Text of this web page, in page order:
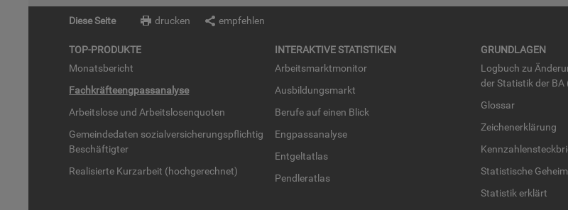
Diese Seite drucken empfehlen
TOP-PRO­DUK­TE
Mo­nats­be­richt
Fach­kräf­te­eng­pass­ana­ly­se
Ar­beits­lo­se und Ar­beits­lo­sen­quo­ten
Ge­mein­de­da­ten so­zi­al­ver­si­che­rungs­pflich­tig
Be­schäf­tig­ter
Rea­li­sier­te Kurz­ar­beit (hoch­ge­rech­net)
IN­TER­AK­TI­VE STA­TIS­TI­KEN
Ar­beits­markt­mo­ni­tor
Aus­bil­dungs­markt
Be­ru­fe auf einen Blick
Eng­pass­ana­ly­se
Ent­gel­t­at­las
Pend­ler­at­las
GRUND­LA­GEN
Log­buch zu
der Sta­tis­tik der BA
Glos­sar
Zei­chen­er­klä­rung
Sta­tis­ti­sche
Sta­tis­tik er­klärt